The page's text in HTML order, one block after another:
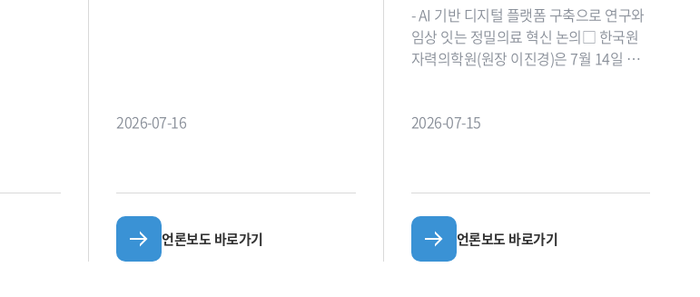
2026-07-16
언론보도 바로가기
- AI 기반 디지털 플랫폼 구축으로 연구와
임상 잇는 정밀의료 혁신 논의□ 한국원
자력의학원(원장 이진경)은 7월 14일 제1
세미나'를
2026-07-15
언론보도 바로가기